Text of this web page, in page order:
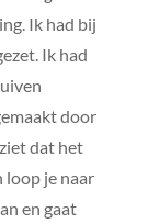
Ik had bij
Ik had
door
dat het
loop je naar
en gaat